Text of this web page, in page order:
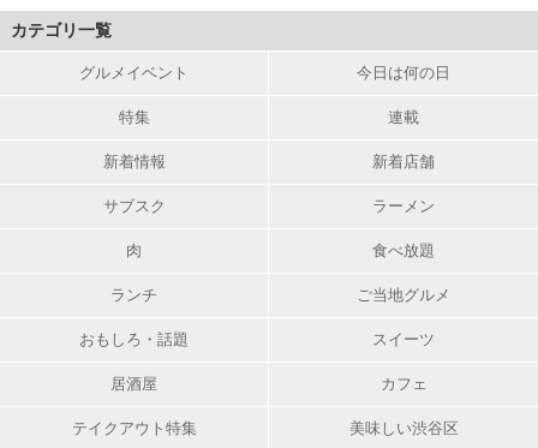
カテゴリ一覧
グルメイベント 今日は何の日
特集 連載
新着情報 新着店舗
サブスク ラーメン
肉 食べ放題
ランチ ご当地グルメ
おもしろ・話題 スイーツ
居酒屋 カフェ
テイクアウト特集 美味しい渋谷区